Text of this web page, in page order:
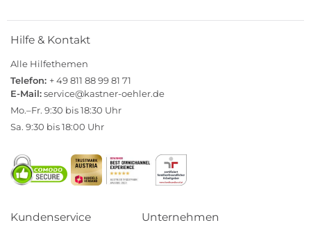
Hilfe & Kontakt
Alle Hilfethemen
Telefon: + 49 811 88 99 81 71
E-Mail:service@kastner-oehler.de
Mo.–Fr. 9:30 bis 18:30 Uhr
Sa. 9:30 bis 18:00 Uhr
Kundenservice Unternehmen